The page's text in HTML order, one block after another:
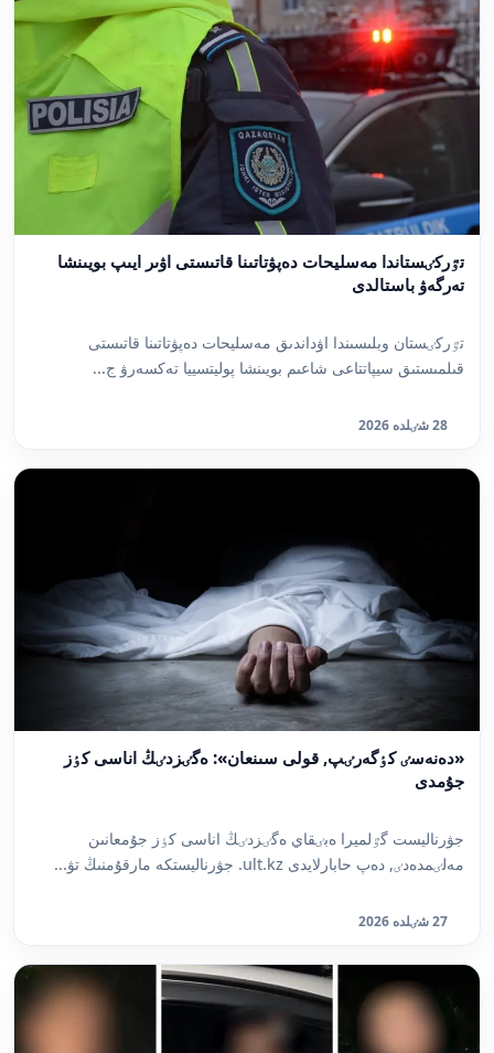
تٷركٸستاندا مەسليحات دەپۋتاتىنا قاتىستى اۋىر ايىپ بويىنشا
تەرگەۋ باستالدى
تٷركٸستان وبلىسىندا اۋداندىق مەسليحات دەپۋتاتىنا قاتىستى
قىلمىستىق سيپاتتاعى شاعىم بويىنشا پوليتسييا تەكسەرۋ ج...
28 شٸلدە 2026
«دەنەسٸ كٶگەرٸپ, قولى سىنعان»: ەگٸزدٸڭ اناسى كٶز
جۇمدى
جۋرناليست گٷلميرا ەبٸقاي ەگٸزدٸڭ اناسى كٶز جۇمعانىن
مەلٸمدەدٸ, دەپ حابارلايدى ult.kz. جۋرناليستكە مارقۇمنىڭ تۋ...
27 شٸلدە 2026